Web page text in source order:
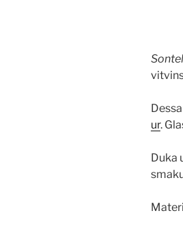
ur.
Duka